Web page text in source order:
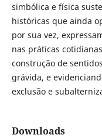
simbólica e física
históricas que ainda
por sua vez,
nas práticas
construção de
grávida, e
exclusão e
Downloads